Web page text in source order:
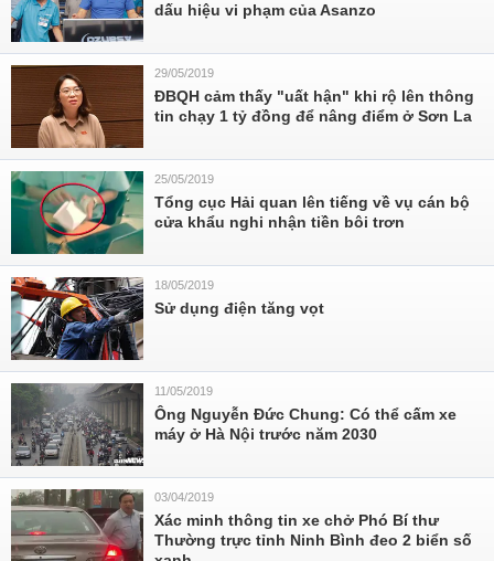
dấu hiệu vi phạm của Asanzo
29/05/2019
ĐBQH cảm thấy "uất hận" khi rộ lên thông
tin chạy 1 tỷ đồng để nâng điểm ở Sơn La
25/05/2019
Tổng cục Hải quan lên tiếng về vụ cán bộ
cửa khẩu nghi nhận tiền bôi trơn
18/05/2019
Sử dụng điện tăng vọt
11/05/2019
Ông Nguyễn Đức Chung: Có thể cấm xe
máy ở Hà Nội trước năm 2030
03/04/2019
Xác minh thông tin xe chở Phó Bí thư
Thường trực tỉnh Ninh Bình đeo 2 biển số